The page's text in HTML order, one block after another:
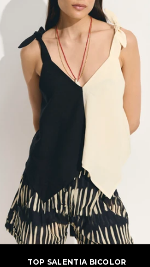
TOP SALENTIA BICOLOR